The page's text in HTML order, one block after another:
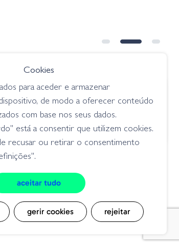
€ 5.20
BBS Silicone Skirt 15004 NEON
BLUE
acessórios
Cookies
para aceder e armazenar
de modo a oferecer conteúdo
com base nos seus dados.
está a consentir que utilizem cookies.
recusar ou retirar o consentimento
aceitar tudo
gerir cookies rejeitar